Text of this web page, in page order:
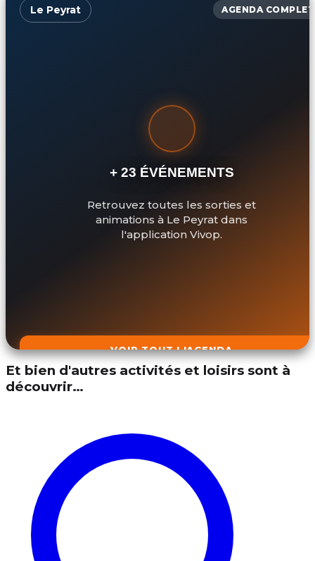
Le Peyrat AGENDA COMPLET
+ 23 ÉVÉNEMENTS
Retrouvez toutes les sorties et
animations à Le Peyrat dans
l'application Vivop.
VOIR TOUT L'AGENDA
Et bien d'autres activités et loisirs sont à
découvrir…